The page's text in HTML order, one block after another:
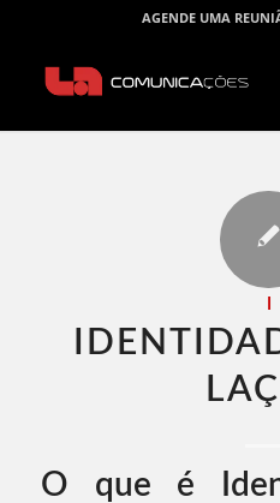
AGENDE UMA
O que é